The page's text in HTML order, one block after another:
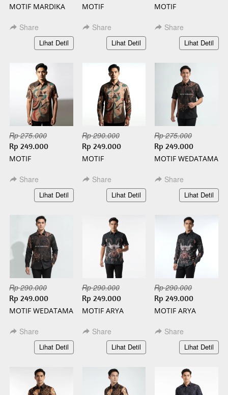
MOTIF MARDIKA
SLIMFIT
Share
`Lihat Detil
MOTIF
PENDEK BATIK
SLIMFIT
Share
`
Lihat Detil
MOTIF
PANJANG BATIK
SLIMFIT
Share
`Lihat Detil
Rp 275.000
Rp 249.000
MOTIF
PENDEK BATIK
SLIMFIT
Share
`Lihat Detil
Rp 290.000
Rp 249.000
MOTIF
PANJANG BATIK
SLIMFIT
Share
`
Lihat Detil
Rp 275.000
Rp 249.000
MOTIF WEDATAMA
SLIMFIT
Share
`Lihat Detil
Rp 290.000
Rp 249.000
MOTIF WEDATAMA
SLIMFIT
Share
`Lihat Detil
Rp 290.000
Rp 249.000
MOTIF ARYA
SLIMFIT
Share
`
Lihat Detil
Rp 290.000
Rp 249.000
MOTIF ARYA
SLIMFIT
Share
`Lihat Detil